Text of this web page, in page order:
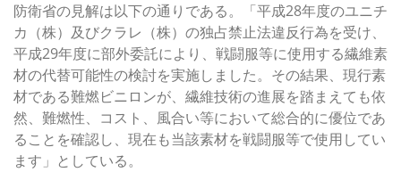
防衛省の見解は以下の通りである。「平成28年度のユニチ
カ（株）及びクラレ（株）の独占禁止法違反行為を受け、
平成29年度に部外委託により、戦闘服等に使用する繊維素
材の代替可能性の検討を実施しました。その結果、現行素
材である難燃ビニロンが、繊維技術の進展を踏まえても依
然、難燃性、コスト、風合い等において総合的に優位であ
ることを確認し、現在も当該素材を戦闘服等で使用してい
ます」としている。